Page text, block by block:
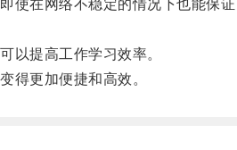
在网络不稳定的情况下也能保证
提高工作学习效率。
更加便捷和高效。